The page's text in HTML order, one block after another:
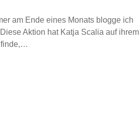
am Ende eines Monats blogge ich
Aktion hat Katja Scalia auf ihrem
finde,…